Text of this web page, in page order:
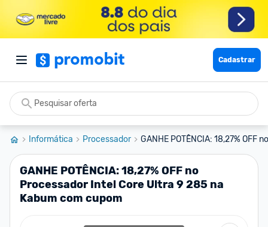
Cadastrar
Informática Processador GANHE POTÊNCIA: 18,27% OFF
GANHE POTÊNCIA: 18,27% OFF no
Processador Intel Core Ultra 9 285 na
Kabum com cupom